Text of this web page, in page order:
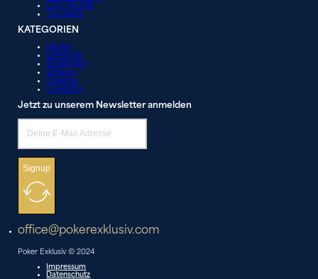
City Guide
Turniere
KATEGORIEN
News
Lifestyle
Strategie
Videos
Galerie
Liveblog
Jetzt zu unserem Newsletter anmelden
Signup
office@pokerexklusiv.com
Poker Exklusiv © 2024
Impressum
Datenschutz